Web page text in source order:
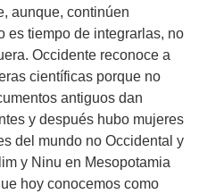
aunque, continúen
es tiempo de integrarlas, no
Occidente reconoce a
científicas porque no
antiguos dan
y después hubo mujeres
del mundo no Occidental y
y Ninu en Mesopotamia
hoy conocemos como